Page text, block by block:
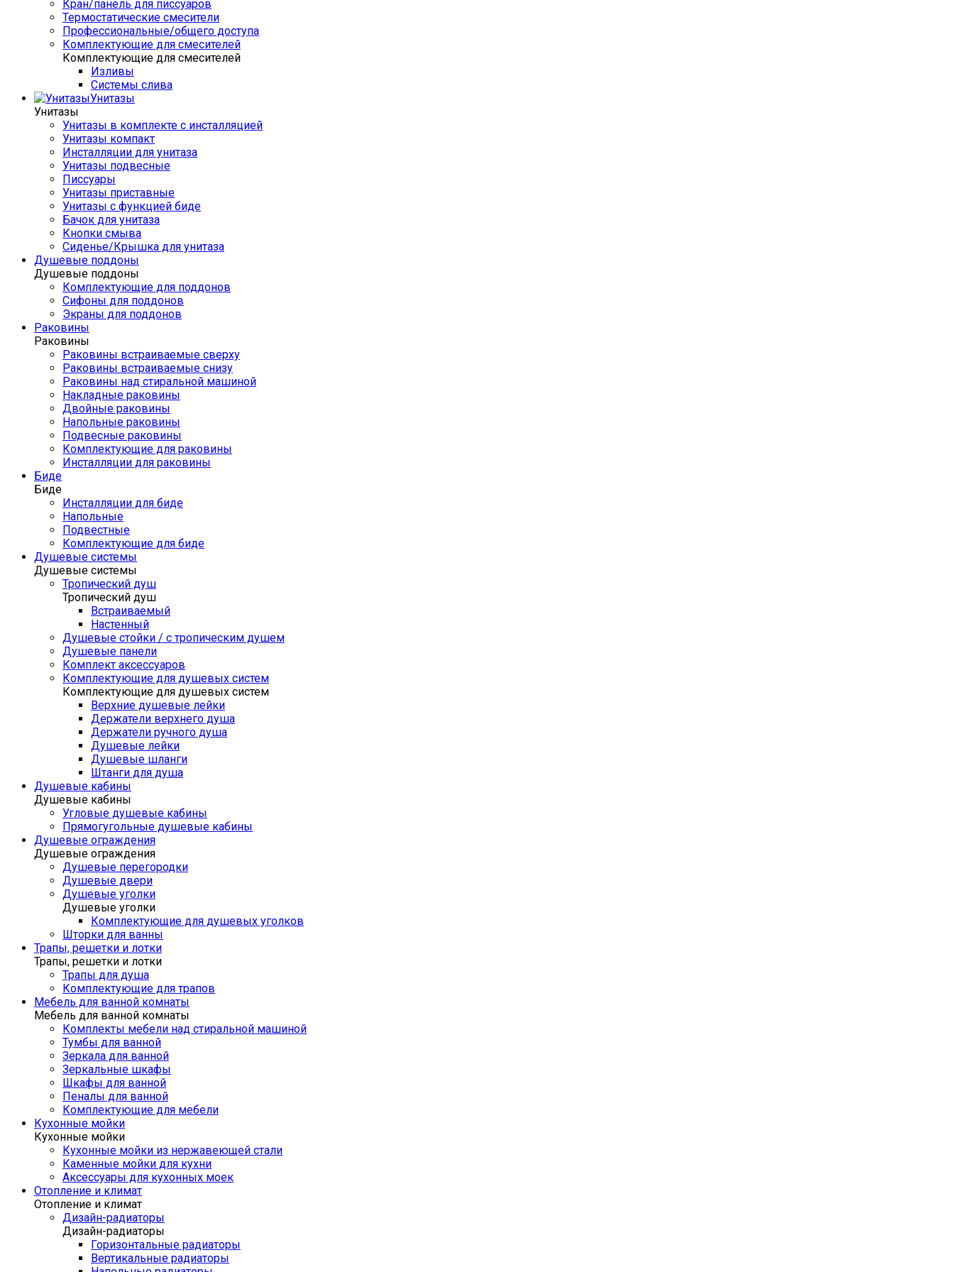
Кран/панель для писсуаров
Термостатические смесители
Профессиональные/общего доступа
Комплектующие для смесителей
Комплектующие для смесителей
Изливы
Системы слива
Унитазы
Унитазы
Унитазы в комплекте с инсталляцией
Унитазы компакт
Инсталляции для унитаза
Унитазы подвесные
Писсуары
Унитазы приставные
Унитазы с функцией биде
Бачок для унитаза
Кнопки смыва
Сиденье/Крышка для унитаза
Душевые поддоны
Душевые поддоны
Комплектующие для поддонов
Сифоны для поддонов
Экраны для поддонов
Раковины
Раковины
Раковины встраиваемые сверху
Раковины встраиваемые снизу
Раковины над стиральной машиной
Накладные раковины
Двойные раковины
Напольные раковины
Подвесные раковины
Комплектующие для раковины
Инсталляции для раковины
Биде
Биде
Инсталляции для биде
Напольные
Подвестные
Комплектующие для биде
Душевые системы
Душевые системы
Тропический душ
Тропический душ
Встраиваемый
Настенный
Душевые стойки / с тропическим душем
Душевые панели
Комплект аксессуаров
Комплектующие для душевых систем
Комплектующие для душевых систем
Верхние душевые лейки
Держатели верхнего душа
Держатели ручного душа
Душевые лейки
Душевые шланги
Штанги для душа
Душевые кабины
Душевые кабины
Угловые душевые кабины
Прямогугольные душевые кабины
Душевые ограждения
Душевые ограждения
Душевые перегородки
Душевые двери
Душевые уголки
Душевые уголки
Комплектующие для душевых уголков
Шторки для ванны
Трапы, решетки и лотки
Трапы, решетки и лотки
Трапы для душа
Комплектующие для трапов
Мебель для ванной комнаты
Мебель для ванной комнаты
Комплекты мебели над стиральной машиной
Тумбы для ванной
Зеркала для ванной
Зеркальные шкафы
Шкафы для ванной
Пеналы для ванной
Комплектующие для мебели
Кухонные мойки
Кухонные мойки
Кухонные мойки из нержавеющей стали
Каменные мойки для кухни
Аксессуары для кухонных моек
Отопление и климат
Отопление и климат
Дизайн-радиаторы
Дизайн-радиаторы
Горизонтальные радиаторы
Вертикальные радиаторы